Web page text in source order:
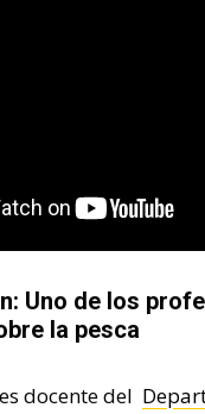
Uno de los
la pesca
docente del